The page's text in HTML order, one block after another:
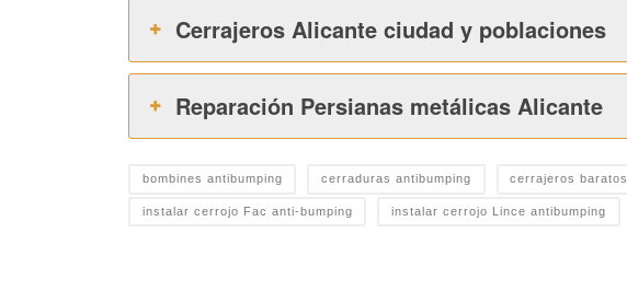
Cerrajeros Alicante ciudad y poblaciones
Reparación Persianas metálicas Alicante
bombines antibumping cerraduras antibumping cerrajeros baratos
instalar cerrojo Fac anti-bumping instalar cerrojo Lince antibumping